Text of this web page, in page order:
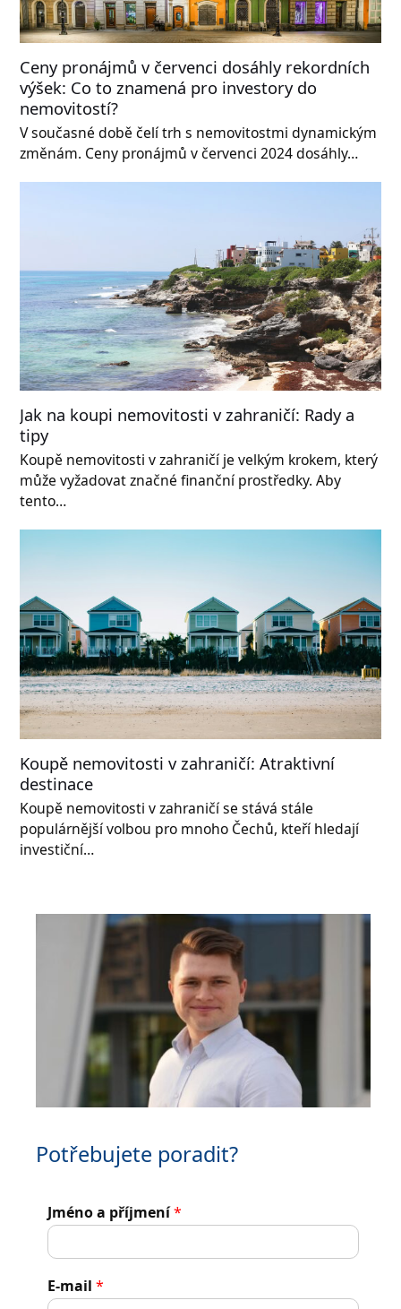
Ceny pronájmů v červenci dosáhly rekordních
výšek: Co to znamená pro investory do
nemovitostí?
V současné době čelí trh s nemovitostmi dynamickým
změnám. Ceny pronájmů v červenci 2024 dosáhly…
Jak na koupi nemovitosti v zahraničí: Rady a
tipy
Koupě nemovitosti v zahraničí je velkým krokem, který
může vyžadovat značné finanční prostředky. Aby
tento…
Koupě nemovitosti v zahraničí: Atraktivní
destinace
Koupě nemovitosti v zahraničí se stává stále
populárnější volbou pro mnoho Čechů, kteří hledají
investiční…
Potřebujete poradit?
Jméno a příjmení*
E-mail *